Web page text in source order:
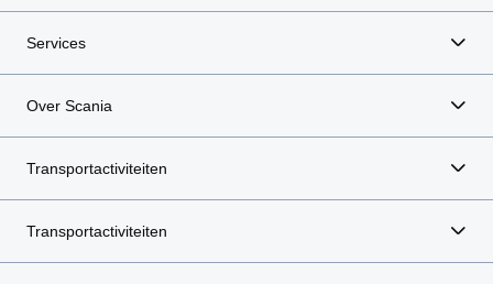
Services
Over Scania
Transportactiviteiten
Transportactiviteiten